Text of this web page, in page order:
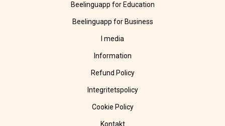
Beelinguapp for Education
Beelinguapp for Business
I media
Information
Refund Policy
Integritetspolicy
Cookie Policy
Kontakt